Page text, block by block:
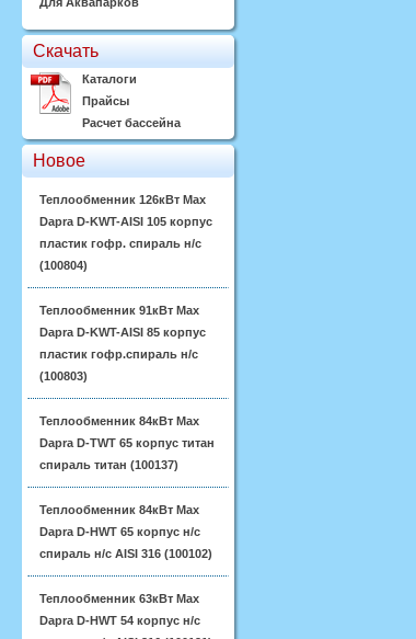
Скачать
Каталоги
Прайсы
Расчет бассейна
Новое
Теплообменник 126кВт Max
Dapra D-KWT-AISI 105 корпус
пластик гофр. спираль н/с
(100804)
Теплообменник 91кВт Max
Dapra D-KWT-AISI 85 корпус
пластик гофр.спираль н/с
(100803)
Теплообменник 84кВт Max
Dapra D-TWT 65 корпус титан
спираль титан (100137)
Теплообменник 84кВт Max
Dapra D-HWT 65 корпус н/с
спираль н/с AISI 316 (100102)
Теплообменник 63кВт Max
Dapra D-HWT 54 корпус н/с